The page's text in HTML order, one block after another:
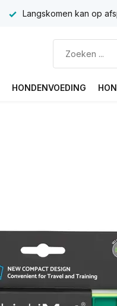
Langskomen kan op
HONDENVOEDING